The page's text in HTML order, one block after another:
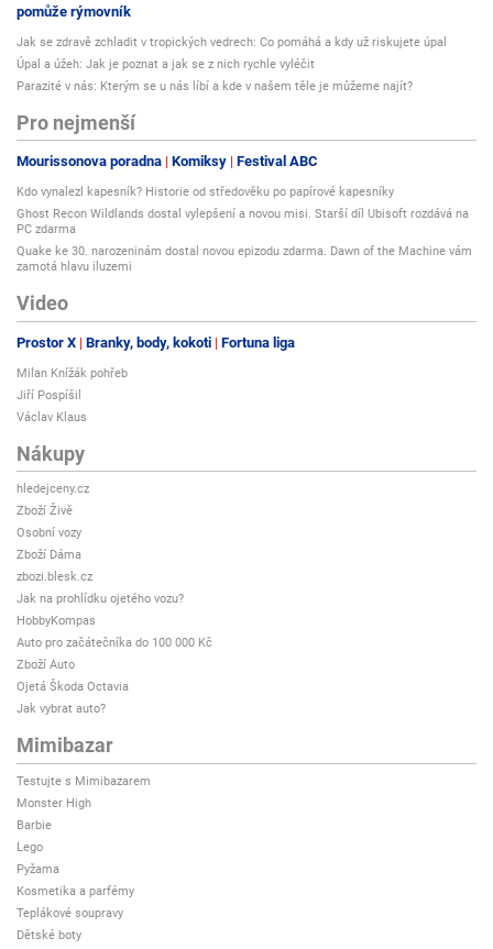
pomůže rýmovník
Jak se zdravě zchladit v tropických vedrech: Co pomáhá a kdy už riskujete úpal
Úpal a úžeh: Jak je poznat a jak se z nich rychle vyléčit
Parazité v nás: Kterým se u nás líbí a kde v našem těle je můžeme najít?
Pro nejmenší
Mourissonova poradna Komiksy Festival ABC
Kdo vynalezl kapesník? Historie od středověku po papírové kapesníky
Ghost Recon Wildlands dostal vylepšení a novou misi. Starší díl Ubisoft rozdává na
PC zdarma
Quake ke 30. narozeninám dostal novou epizodu zdarma. Dawn of the Machine vám
zamotá hlavu iluzemi
Video
Prostor X Branky, body, kokoti Fortuna liga
Milan Knížák pohřeb
Jiří Pospíšil
Václav Klaus
Nákupy
hledejceny.cz
Zboží Živě
Osobní vozy
Zboží Dáma
zbozi.blesk.cz
Jak na prohlídku ojetého vozu?
HobbyKompas
Auto pro začátečníka do 100 000 Kč
Zboží Auto
Ojetá Škoda Octavia
Jak vybrat auto?
Mimibazar
Testujte s Mimibazarem
Monster High
Barbie
Lego
Pyžama
Kosmetika a parfémy
Teplákové soupravy
Dětské boty